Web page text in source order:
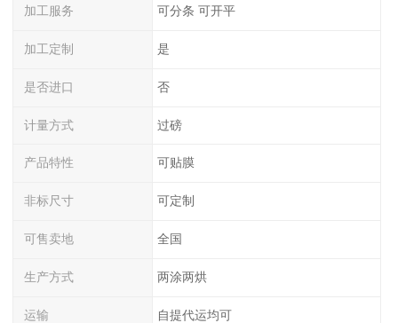
加工服务 可分条 可开平
加工定制 是
是否进口 否
计量方式 过磅
产品特性 可贴膜
非标尺寸 可定制
可售卖地 全国
生产方式 两涂两烘
运输 自提代运均可